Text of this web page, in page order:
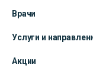
Врачи
Услуги и
Акции